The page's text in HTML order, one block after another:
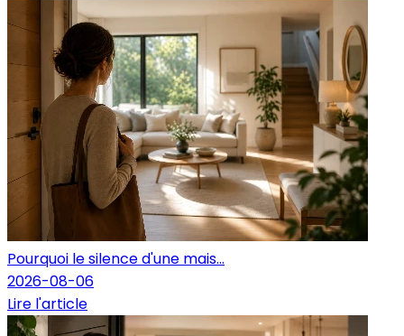
Pourquoi le silence d'une mais...
2026-08-06
Lire l'article